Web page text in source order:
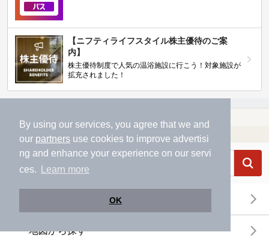
By using our services, you agree that we and
our partners use cookies to improve advertisi
ng and enhance your experience on our servi
ces.
Learn more
OK
【ニフティライフスタイル株主優待のご案
内】
株主優待制度で人気の温浴施設に行こう！対象施設が
拡充されました！
温浴施設を探す
地図から探す